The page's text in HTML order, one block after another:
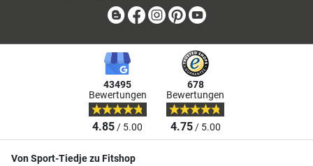
BlogFacebook
Instagram
Pinterest
43495
Bewertungen
4.85/ 5.00
678
Bewertungen
4.75/ 5.00
Von Sport-Tiedje zu Fitshop